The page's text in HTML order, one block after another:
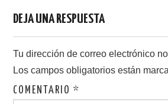
DEJA UNA RESPUESTA
Tu dirección de correo electrónico
Los campos obligatorios están
COMENTARIO*